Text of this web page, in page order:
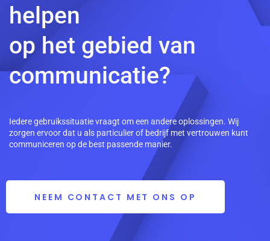
helpen
op het gebied van
communicatie?
Iedere gebruikssituatie vraagt om een andere oplossingen. Wij
zorgen ervoor dat u als particulier of bedrijf met vertrouwen kunt
communiceren op de best passende manier.
NEEM CONTACT MET ONS OP